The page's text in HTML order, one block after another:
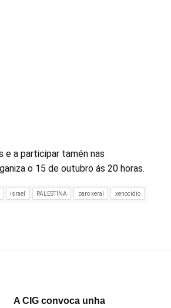
e a participar tamén nas
o 15 de outubro ás 20 horas.
israel PALESTINA paro xeral xenocidio
A CIG convoca unha